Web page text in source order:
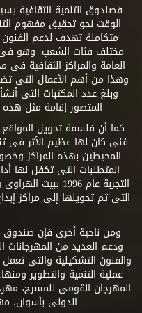
فصندوق التنمية
الوقت نحو تحقيق مفهوم
متكاملة تهدف لدعم الفنون
مختلف فئات الشعب. وهو فى
العامة والمراكز الثقافية فى
وهذا من أهم الأعمال التى
وبلغ عدد المكتبات التى
المتصور إقامة مثل هذه
كما أن فلسفة تحويل المواقع
فنى كان لها عظيم الأثر فى
المحيطين بهذه المراكز
المتطلبات التى تكفل لها
التجربة عام
ومن ناحية أخرى فإن صندوق
ودعم العديد من المهرجانات
والفنون التشكيلية والتى
عملية التنمية والتطوير
المهرجان القومى للمسرح،
الدولى بأسوان،